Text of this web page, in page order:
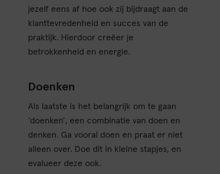
jezelf eens af hoe ook zij bijdraagt aan de
klanttevredenheid en succes van de
praktijk. Hierdoor creëer je
betrokkenheid en energie.
Doenken
Als laatste is het belangrijk om te gaan
‘doenken’, een combinatie van doen en
denken. Ga vooral doen en praat er niet
alleen over. Doe dit in kleine stapjes, en
evalueer deze ook.